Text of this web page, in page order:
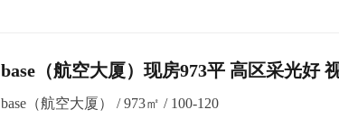
base（航空大厦）现房973平 高区采光好
base（航空大厦） / 973㎡ / 100-120